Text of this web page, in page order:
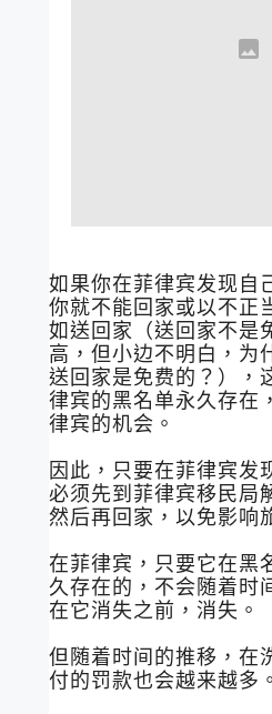
如果你在菲律宾发现自
你就不能回家或以不正
如送回家（送回家不是
高，但小边不明白，为
送回家是免费的？），
律宾的黑名单永久存在
律宾的机会。
因此，只要在菲律宾发
必须先到菲律宾移民局
然后再回家，以免影响
在菲律宾，只要它在黑
久存在的，不会随着时
在它消失之前，消失。
但随着时间的推移，在
付的罚款也会越来越多。